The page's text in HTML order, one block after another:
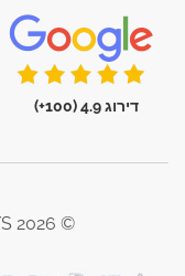
דירוג 4.9 (100+)
© 2026 SEKEYS. כל הזכויות שמורות.